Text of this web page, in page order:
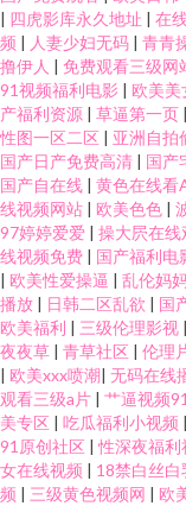
| 四虎影库永久地址 | 在
频 | 人妻少妇无码 | 青青
撸伊人 | 免费观看三级网
91视频福利电影 | 欧美美
产福利资源 | 草逼第一页 |
性图一区二区 | 亚洲自拍
国产日产免费高清 | 国产
国产自在线 | 黄色在线看
线视频网站 | 欧美色色 |
97婷婷爱爱 | 操大屄在线
线视频免费 | 国产福利电
| 欧美性爱操逼 | 乱伦妈
播放 | 日韩二区乱欲 | 国
欧美福利 | 三级伦理影视 |
夜夜草 | 青草社区 | 伦理
| 欧美xxx喷潮| 无码在线
观看三级a片 | 艹逼视频91
美专区 | 吃瓜福利小视频 |
91原创社区 |性深夜福利
女在线视频 | 18禁白丝白
频 | 三级黄色视频网 | 欧